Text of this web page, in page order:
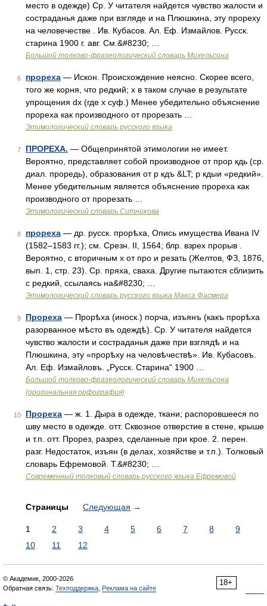
место в одежде) Ср. У читателя найдется чувство жалости и
состраданья даже при взгляде и на Плюшкина, эту прореху
на человечестве . Ив. Кубасов. Ал. Еф. Измайлов. Русск.
старина 1900 г. авг. См.&#8230; …
Большой толково-фразеологический словарь Михельсона
6 прореха — Искон. Происхождение неясно. Скорее всего,
того же корня, что редкий; х в таком случае в результате
упрощения dх (где х суф.) Менее убедительно объяснение
прореха как производного от прорезать …
Этимологический словарь русского языка
7 ПРОРЕХА. — Общепринятой этимологии не имеет.
Вероятно, представляет собой производное от прор кдь (ср.
диал. проредь), образования от р кдъ &LT; р кдыи «редкий».
Менее убедительным является объяснение прореха как
производного от прорезать …
Этимологический словарь Ситникова
8 прореха — др. русск. прорѣха, Опись имущества Ивана IV
(1582–1583 гг.); см. Срезн. II, 1564; блр. взрех прорыв .
Вероятно, с вторичным х от про и резать (Желтов, ФЗ, 1876,
вып. 1, стр. 23). Ср. пряха, сваха. Другие пытаются сблизить
с редкий, ссылаясь на&#8230; …
Этимологический словарь русского языка Макса Фасмера
9 Прореха — Прорѣха (иноск.) порча, изъянъ (какъ прорѣха
разорванное мѣсто въ одеждѣ). Ср. У читателя найдется
чувство жалости и состраданья даже при взглядѣ и на
Плюшкина, эту «прорѣху на человѣчествѣ». Ив. Кубасовъ.
Ал. Еф. Измайловъ. „Русск. Старина“ 1900 …
Большой толково-фразеологический словарь Михельсона
(оригинальная орфография)
10 Прореха — ж. 1. Дыра в одежде, ткани; распоровшееся по
шву место в одежде. отт. Сквозное отверстие в стене, крыше
и т.п. отт. Прорез, разрез, сделанные при крое. 2. перен.
разг. Недостаток, изъян (в делах, хозяйстве и т.п.). Толковый
словарь Ефремовой. Т.&#8230; …
Современный толковый словарь русского языка Ефремовой
Страницы Следующая →
1 2 3 4 5 6 7 8
9
10
11 12
18+
© Академик, 2000-2026
Обратная связь: Техподдержка Реклама на сайте